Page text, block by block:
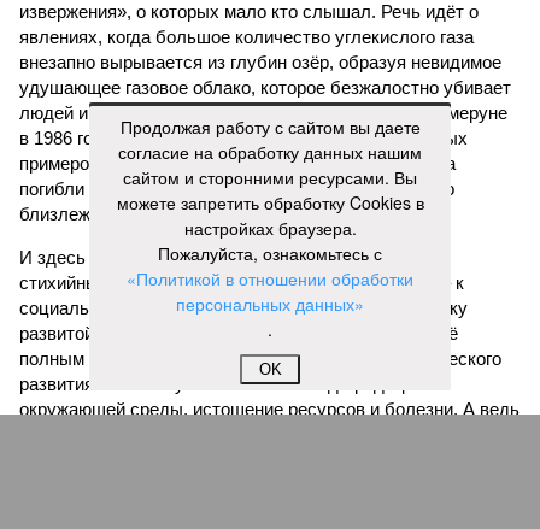
извержения», о которых мало кто слышал. Речь идёт о
явлениях, когда большое количество углекислого газа
внезапно вырывается из глубин озёр, образуя невидимое
удушающее газовое облако, которое безжалостно убивает
людей и животных. Катастрофа на озере Ньос в Камеруне
в 1986 году остаётся одним из наиболее чудовищных
примеров: более 1700 человек и тысячи голов скота
погибли из-за внезапного выброса CO₂, накрывшего
близлежащие деревни.
И здесь мы плавно подходим к тому, чем все эти
стихийные бедствия могут закончиться. А именно – к
социальному коллапсу, то есть фактическому упадку
развитой цивилизации, зачастую с последующим её
полным уничтожением. Среди причин такого трагического
развития событий учёные называют деградацию
окружающей среды, истощение ресурсов и болезни. А ведь
Продолжая работу с сайтом вы даете
согласие на обработку данных нашим
сайтом и сторонними ресурсами. Вы
можете запретить обработку Cookies в
настройках браузера.
Пожалуйста, ознакомьтесь с
«Политикой в отношении обработки
персональных данных»
.
OK